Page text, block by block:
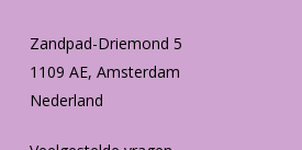
Zandpad-Driemond 5
1109 AE, Amsterdam
Nederland